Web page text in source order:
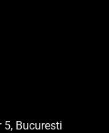
5, Bucuresti